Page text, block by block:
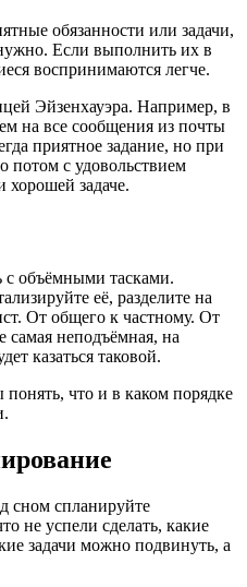
обязанности или задачи,
Если выполнить их в
воспринимаются легче.
Эйзенхауэра. Например, в
на все сообщения из почты
приятное задание, но при
потом с удовольствием
задаче.
с объёмными тасками.
её, разделите на
От общего к частному. От
самая неподъёмная, на
казаться таковой.
что и в каком порядке
сном спланируйте
не успели сделать, какие
задачи можно подвинуть, а